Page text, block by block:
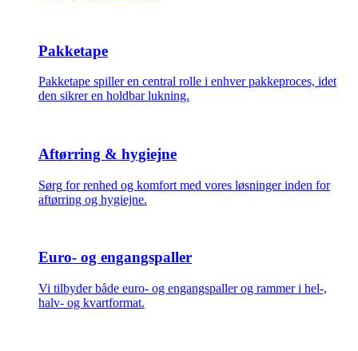
Pakketape
Pakketape spiller en central rolle i enhver pakkeproces, idet
den sikrer en holdbar lukning.
Aftørring & hygiejne
Sørg for renhed og komfort med vores løsninger inden for
aftørring og hygiejne.
Euro- og engangspaller
Vi tilbyder både euro- og engangspaller og rammer i hel-,
halv- og kvartformat.